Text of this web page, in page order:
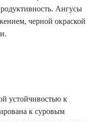
Ангусы
черной окраской
устойчивостью к
к суровым